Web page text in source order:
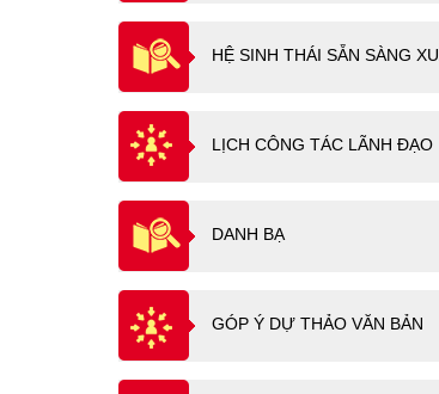
HỆ SINH THÁI SẴN SÀNG
LỊCH CÔNG TÁC LÃNH ĐẠO
DANH BẠ
GÓP Ý DỰ THẢO VĂN BẢN